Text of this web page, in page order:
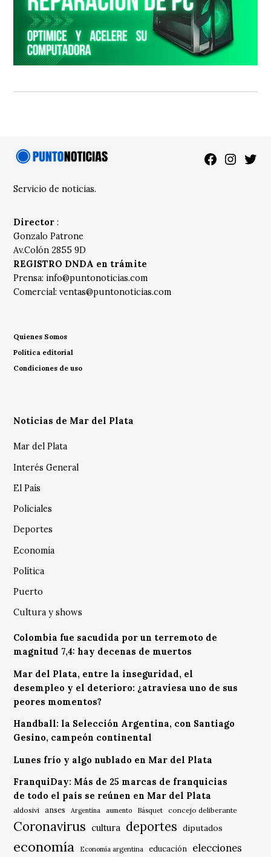
Facebook
Servicio de noticias.
Director :
Gonzalo Patrone
Av.Colón 2855 9D
REGISTRO DNDA en trámite
Prensa: info@puntonoticias.com
Comercial:ventas@puntonoticias.com
Quienes Somos
Política editorial
Condiciones de uso
Noticias de Mar del Plata
Mar del Plata
Interés General
El País
Policiales
Deportes
Economía
Política
Puerto
Cultura y shows
Colombia fue sacudida por un terremoto de
magnitud 7,4: hay decenas de muertos
Mar del Plata, entre la inseguridad, el
desempleo y el deterioro: ¿atraviesa uno de sus
peores momentos?
Handball: la Selección Argentina, con Santiago
Gesino, campeón continental
Lunes frío y algo nublado en Mar del Plata
FranquiDay: Más de 25 marcas de franquicias
de todo el país se reúnen en Mar del Plata
aldosivi anses Argentina aumento Básquet concejo deliberante
Coronavirus cultura deportes diputados
economía Economía argentina educación elecciones